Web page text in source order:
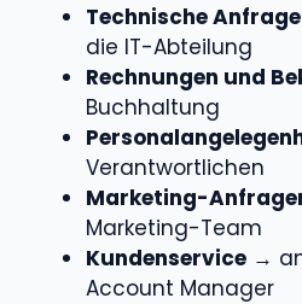
Technische
die IT-Abteilung
Rechnungen und
Buchhaltung
Verantwortlichen
Marketing-
Marketing-Team
Kundenservice →
Account Manager